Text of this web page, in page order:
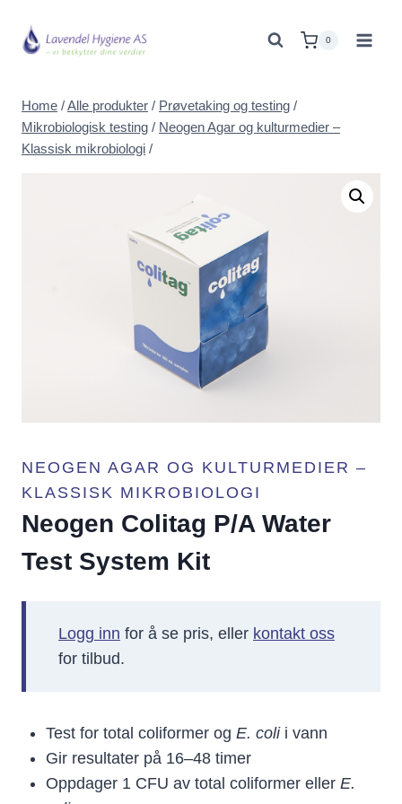
0
Home /Alle produkter / Prøvetaking og testing /
Mikrobiologisk testing / Neogen Agar og kulturmedier –
Klassisk mikrobiologi /
NEOGEN AGAR OG KULTURMEDIER –
KLASSISK MIKROBIOLOGI
Neogen Colitag P/A Water
Test System Kit
Logg inn for å se pris, eller kontakt oss
for tilbud.
Test for total coliformer og E. colii vann
Gir resultater på 16–48 timer
Oppdager 1 CFU av total coliformer eller E.